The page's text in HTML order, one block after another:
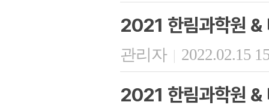
2021 한림과학원 &
관리자 | 2022.02.15
2021 한림과학원 &